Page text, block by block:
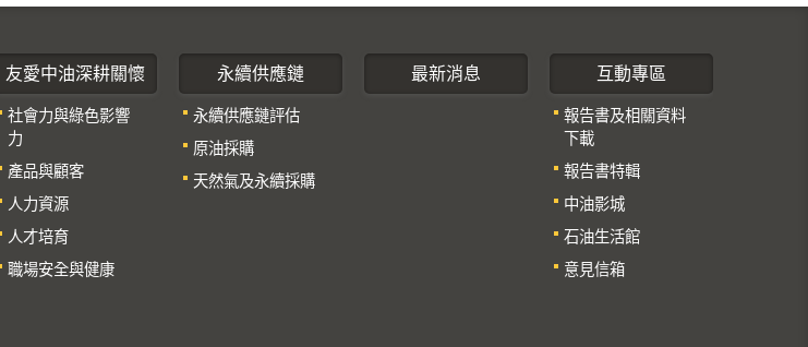
友愛中油深耕關懷
社會力與綠色影響
力
產品與顧客
人力資源
人才培育
職場安全與健康
永續供應鏈
永續供應鏈評估
原油採購
天然氣及永續採購
最新消息 互動專區
報告書及相關資料
下載
報告書特輯
中油影城
石油生活館
意見信箱